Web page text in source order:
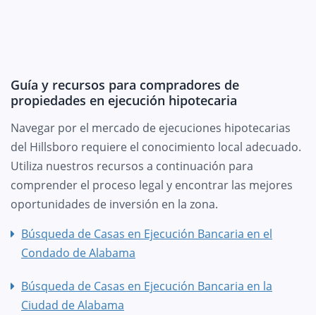
Guía y recursos para compradores de
propiedades en ejecución hipotecaria
Navegar por el mercado de ejecuciones hipotecarias
del Hillsboro requiere el conocimiento local adecuado.
Utiliza nuestros recursos a continuación para
comprender el proceso legal y encontrar las mejores
oportunidades de inversión en la zona.
Búsqueda de Casas en Ejecución Bancaria en el
Condado de Alabama
Búsqueda de Casas en Ejecución Bancaria en la
Ciudad de Alabama